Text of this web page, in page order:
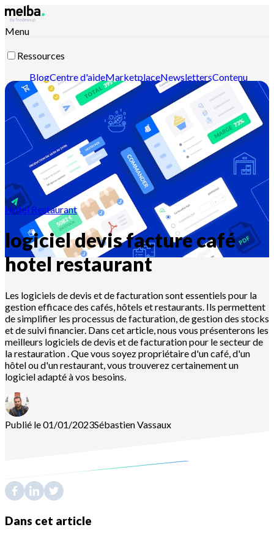
Menu
Ressources
BlogCentre d'aideMarketplaceNewslettersContenu
intelligentDocumentation APIDocumentation MCP
Contactez-nousDécouvrir melba
Hotel Restaurant
logiciel devis facture café
hotel restaurant
Les logiciels de devis et de facturation sont essentiels pour la
gestion efficace des cafés, hôtels et restaurants. Ils permettent
de simplifier les processus de facturation, de gestion des stocks
et de suivi financier. Dans cet article, nous vous présenterons les
meilleurs logiciels de devis et de facturation pour le secteur de
la restauration . Que vous soyez propriétaire d'un café, d'un
hôtel ou d'un restaurant, vous trouverez certainement un
logiciel adapté à vos besoins.
Publié le 01/01/2023SébastienVassaux
Dans cet article